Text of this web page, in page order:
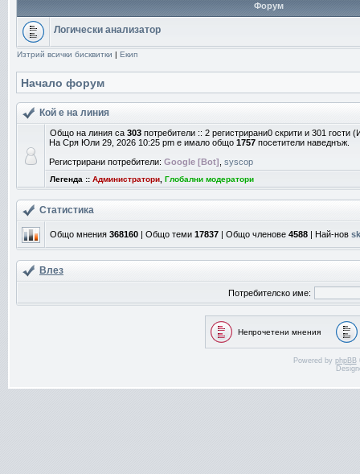
Форум
Логически анализатор
Изтрий всички бисквитки | Екип
Начало форум
Кой е на линия
Общо на линия са 303 потребители :: 2 регистрирани0 скрити и 301
На Сря Юли 29, 2026 10:25 pm е имало общо 1757 посетители наведнъж.
Регистрирани потребители: Google [Bot] syscop
Легенда :: Администратори Глобални модератори
Статистика
Общо мнения 368160 | Общо теми 17837 | Общо членове 4588 | Най-нов
Влез
Потребителско име:
Непрочетени мнения
Powered by phpBB